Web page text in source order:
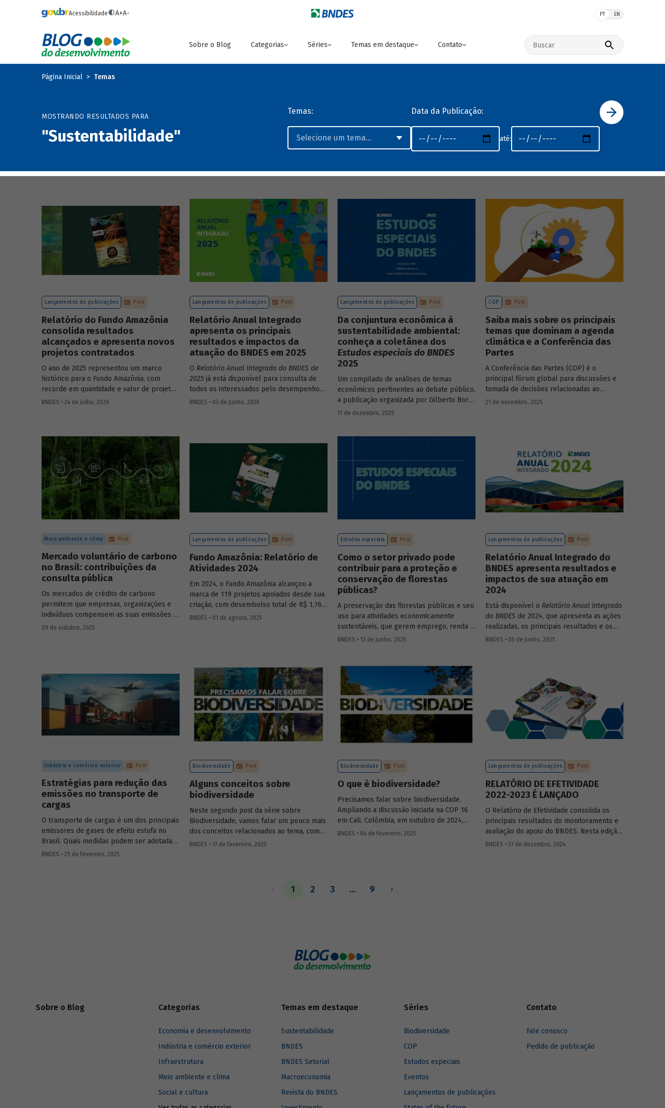
Acessibilidade A+A- PT EN
Sobre o Blog Categorias Séries Temas em destaque Contato
Buscar no site
Página Inicial Temas
MOSTRANDO RESULTADOS PARA
"Sustentabilidade"
Temas: Data da Publicação:
até:
Lançamentos de publicações Post
Relatório do Fundo Amazônia
consolida resultados
alcançados e apresenta novos
projetos contratados
O ano de 2025 representou um marco
histórico para o Fundo Amazônia, com
recorde em quantidade e valor de projetos
aprovados, assim como em desembolsos:
foram contratados 25 novos projetos.
BNDES • 24 de julho, 2026
Lançamentos de publicações Post
Relatório Anual Integrado
apresenta os principais
resultados e impactos da
atuação do BNDES em 2025
O Relatório Anual Integrado do BNDES de
2025 já está disponível para consulta de
todos os interessados pelo desempenho
do Banco, bem como por sua prestação de
forma consistente e sólida, mesmo diante
de cenários desafiadores.
BNDES • 03 de junho, 2026
Lançamentos de publicações Post
Da conjuntura econômica à
sustentabilidade ambiental:
conheça a coletânea dos
Estudos especiais do BNDES
2025
Um compilado de análises de temas
econômicos pertinentes ao debate público,
a publicação organizada por Gilberto Borça
e José Antônio Pereira de Souza,
11 de dezembro, 2025
COP Post
Saiba mais sobre os principais
temas que dominam a agenda
climática e a Conferência das
Partes
A Conferência das Partes (COP) é o
principal fórum global para discussões e
tomada de decisões relacionadas ao
enfrentamento da crise climática. Tendo em
compromissos, planos de ações e metas,
com prazos e recursos definidos.
21 de novembro, 2025
Meio ambiente e clima Post
Mercado voluntário de carbono
no Brasil: contribuições da
consulta pública
Os mercados de crédito de carbono
permitem que empresas, organizações e
indivíduos compensem as suas emissões a
partir da compra de créditos gerados por
voluntário do Brasil e reuniram
contribuições da sociedade civil,
especialistas e entidades do setor visando
avaliar os desafios e oportunidades desse
mercado. Conheça os resultados.
09 de outubro, 2025
Lançamentos de publicações Post
Fundo Amazônia: Relatório de
Atividades 2024
Em 2024, o Fundo Amazônia alcançou a
marca de 119 projetos apoiados desde sua
criação, com desembolso total de R$ 1,76
bilhão. Informações detalhadas sobre sua
BNDES • 01 de agosto, 2025
Estudos especiais Post
Como o setor privado pode
contribuir para a proteção e
conservação de florestas
públicas?
A preservação das florestas públicas e seu
uso para atividades economicamente
sustentáveis, que gerem emprego, renda e
desenvolvimento para a população que
desafio para a gestão e preservação das
florestas e da possibilidade de utilização
de instrumentos de parceria com o setor
privado para viabilizar o desenvolvimento
sustentável nessas regiões.
BNDES • 13 de junho, 2025
Lançamentos de publicações Post
Relatório Anual Integrado do
BNDES apresenta resultados e
impactos de sua atuação em
2024
Está disponível o Relatório Anual Integrado
do BNDES de 2024, que apresenta as ações
realizadas, os principais resultados e os
impactos de sua atuação no ano passado. O
vetor da neoindustrialização e do fomento
à inovação, à transição energética, à
economia verde e aos investimentos de
longo prazo.
BNDES • 05 de junho, 2025
Indústria e comércio exterior Post
Estratégias para redução das
emissões no transporte de
cargas
O transporte de cargas é um dos principais
emissores de gases de efeito estufa no
Brasil. Quais medidas podem ser adotadas
para reduzir seu impacto ambiental?
BNDES • 25 de fevereiro, 2025
Biodiversidade Post
Alguns conceitos sobre
biodiversidade
Neste segundo post da série sobre
Biodiversidade, vamos falar um pouco mais
dos conceitos relacionados ao tema, como
natureza, bioma, serviços ecossistêmicos,
BNDES • 17 de fevereiro, 2025
Biodiversidade Post
O que é biodiversidade?
Precisamos falar sobre biodiversidade.
Ampliando a discussão iniciada na COP 16
em Cali, Colômbia, em outubro de 2024,
publicaremos uma série de posts
relacionam com o assunto.
BNDES • 04 de fevereiro, 2025
Lançamentos de publicações Post
RELATÓRIO DE EFETIVIDADE
2022-2023 É LANÇADO
O Relatório de Efetividade consolida os
principais resultados do monitoramento e
avaliação do apoio do BNDES. Nesta edição,
são apresentados o desempenho
BNDES • 27 de dezembro, 2024
1 2 3 … 9
Sobre o Blog Categorias
Economia e desenvolvimento
Indústria e comércio exterior
Infraestrutura
Meio ambiente e clima
Social e cultura
Temas em destaque
Sustentabilidade
BNDES
BNDES Setorial
Macroeconomia
Revista do BNDES
Séries
Biodiversidade
COP
Estudos especiais
Eventos
Lançamentos de publicações
Contato
Fale conosco
Pedido de publicação